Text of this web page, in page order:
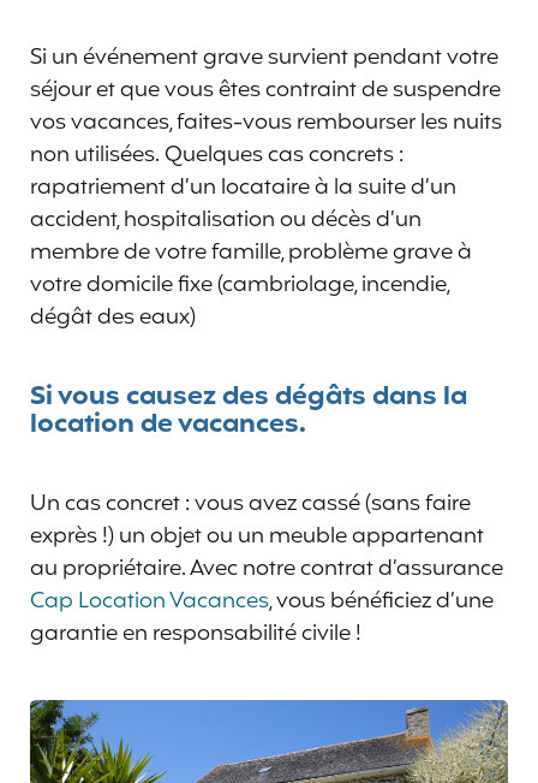
Si un événement grave survient pendant votre
séjour et que vous êtes contraint de suspendre
vos vacances, faites-vous rembourser les nuits
non utilisées. Quelques cas concrets :
rapatriement d’un locataire à la suite d’un
accident, hospitalisation ou décès d’un
membre de votre famille, problème grave à
votre domicile fixe (cambriolage, incendie,
dégât des eaux)
Si vous causez des dégâts dans la
location de vacances.
Un cas concret : vous avez cassé (sans faire
exprès !) un objet ou un meuble appartenant
au propriétaire. Avec notre contrat d’assurance
Cap Location Vacances, vous bénéficiez d’une
garantie en responsabilité civile !